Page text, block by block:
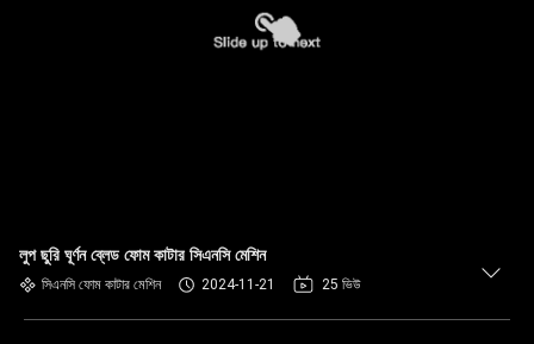
লুপ ছুরি ঘূর্ণন ব্লেড ফোম কাটার সিএনসি মেশিন
সিএনসি ফোম কাটার মেশিন 2024-11-21 25 ভিউ